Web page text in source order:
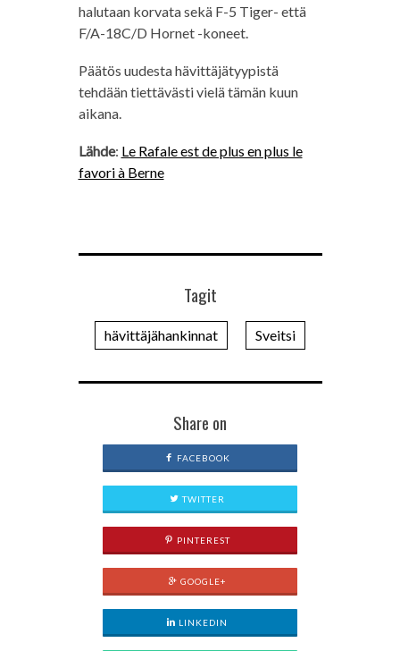
halutaan korvata sekä F-5 Tiger- että
F/A-18C/D Hornet -koneet.
Päätös uudesta hävittäjätyypistä
tehdään tiettävästi vielä tämän kuun
aikana.
Lähde: Le Rafale est de plus en plus le
favori à Berne
Tagit
hävittäjähankinnat Sveitsi
Share on
FACEBOOK
TWITTER
PINTEREST
GOOGLE+
LINKEDIN